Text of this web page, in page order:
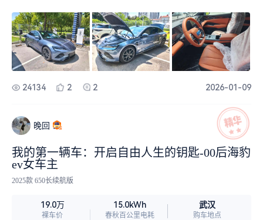
真的是很生猛，就是打开运动模式的时候，感觉动
力非常的暴躁非常适合我们这些小年轻人驾驶
24134 2 2 2026-01-09
晚回
我的第一辆车：开启自由人生的钥匙-00后海豹
ev女车主
2025款 650长续航版
19.0万
裸车价
15.0kWh
春秋百公里电耗
武汉
购车地点